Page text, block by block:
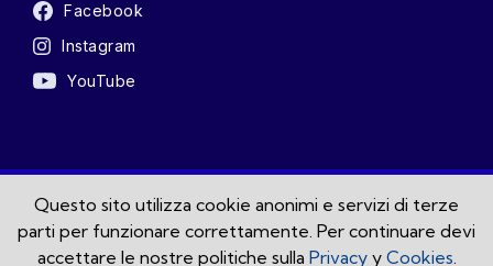
Facebook
Instagram
YouTube
Sei un paziente? Clicca qui
Questo sito utilizza cookie anonimi e servizi di terze
parti per funzionare correttamente. Per continuare devi
accettare le nostre politiche sulla Privacyy Cookies.